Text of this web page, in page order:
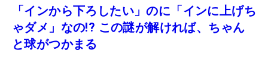
「インから下ろしたい」のに「インに上げち
ゃダメ」なの!? この謎が解ければ、ちゃん
と球がつかまる